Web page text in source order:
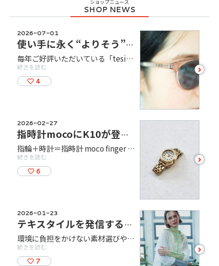
ショップニュース
2026-07-01
使い手に永く“よりそう”クラフトサングラス
毎年ご好評いただいている「tesio」のサングラスを、豊富なラインナップでご覧いただけます。 福井県鯖江市の老舗眼鏡工場がつくる、使い手に“よりそう”クラフトサングラスブランド。 日本人が掛けやすい作りと普段使いしやすい、スタンダードで飽きのこないデザイン。 眼鏡職人の修理によって、お気に入りのサングラスをずっと使い続けられる。使い始めの楽しさと、使い続けることで愛着が深まるクラフトサングラスです。 店頭にて気軽にお試しいただけます。 皆さまのご来店を心よりお待ちしております。
続きを読む
4
see
more
2026-02-27
指時計mocoにK10が登場！
指輪＋時計＝指時計 moco finger watch とても小さな国産ムーブメントとオリジナルパーツを組み合わせることによって、1点1点クリエイターの手でつくられた指時計mocoにK10のセレクトオーダーが登場しました。 人気のラウンド型に金が映える白いフェイスの組み合わせで、上品で高級感のあるデザインになっております。 レザーバンドタイプや、ジュエリータイプのリングも引き続き店頭にてお試しいただけます。 皆さまのご来店をお待ちしております。
続きを読む
6
see
more
2026-01-23
テキスタイルを発信するブランドCOQの新作ウエアが登場！
環境に負担をかけない素材選びや、生産過程で廃棄する部分が少ないニット技術を活用し、これからの循環性と幸福感のバランスを保つサーキュラークリエイションを発信するCOQから2026SSのウエアが登場しました。 “FARMING”をテーマにした2026SSシーズンアイテムで、新潟の五泉産地のニット工場で作られた、3色から表現するカラーブロックのリブトップスや、ソフトで優しい風合いが特徴のストレッチチュール素材を使用したバイカラーチュールハイネックなど。涼しげで新しいスタイルを楽しめるアイテム展開になっております。 春夏に向けて華やかな楽しいお洋服を着てみませんか。 皆さまのご来店をお待ちしております。
続きを読む
7
see
more